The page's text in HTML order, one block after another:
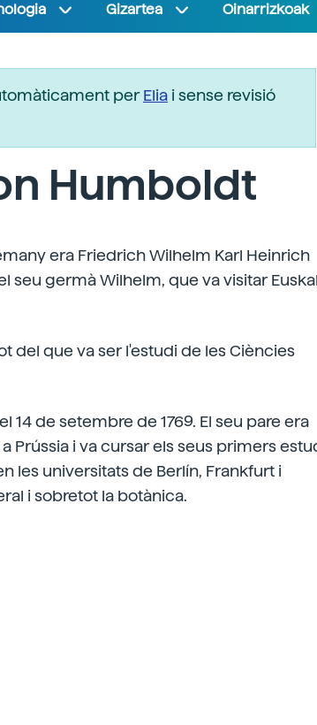
Gizartea Oinarrizkoak
perElia i sense revisió
Humboldt
era Friedrich Wilhelm Karl Heinrich
seu germà Wilhelm, que va visitar Euskal
del que va ser l'estudi de les Ciències
14 de setembre de 1769. El seu pare era
Prússia i va cursar els seus primers
les universitats de Berlín, Frankfurt i
i sobretot la botànica.